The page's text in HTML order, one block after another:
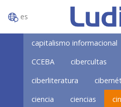
es
capitalismo informacional
CCEBA
cibercultas
ciberliteratura
ciencia
ciencias